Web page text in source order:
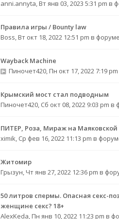
anni.annyta, Вт янв 03, 2023 5:31 pm в
Правила игры / Bounty law
Boss, Вт окт 18, 2022 12:51 pm в форуме
Wayback Machine
Пиночет420, Пн окт 17, 2022 7:19 pm
Крымский мост стал подводным
Пиночет420, Сб окт 08, 2022 9:03 pm в
ПИТЕР, Роза, Мираж на Маяковской
ximik, Ср фев 16, 2022 11:13 pm в
Житомир
Грызун, Чт янв 27, 2022 12:36 pm в
50 литров спермы. Опасная секс-
женщине секс? 18+
AlexKeda, Пн янв 10, 2022 11:23 pm в